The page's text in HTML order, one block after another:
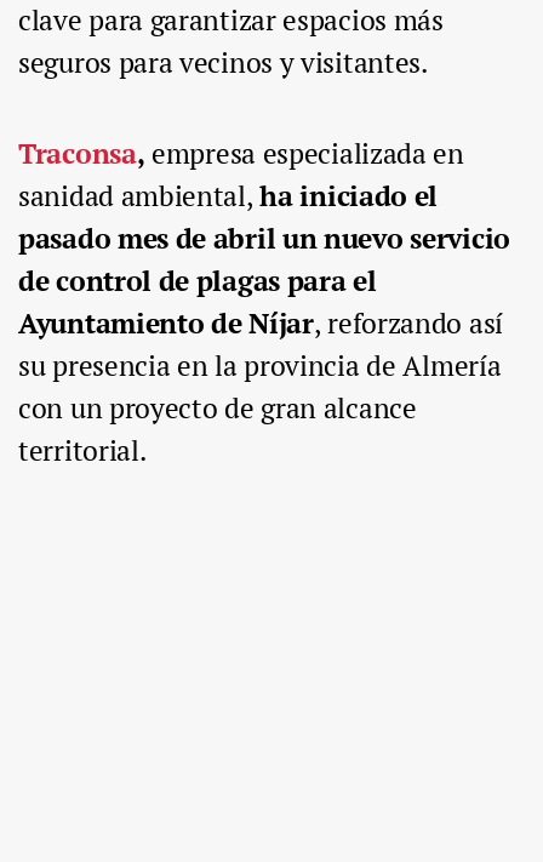
clave para garantizar espacios más
seguros para vecinos y visitantes.
Traconsa, empresa especializada en
sanidad ambiental,ha iniciado el
pasado mes de abril un nuevo servicio
de control de plagas para el
Ayuntamiento de Níjar, reforzando así
su presencia en la provincia de Almería
con un proyecto de gran alcance
territorial.